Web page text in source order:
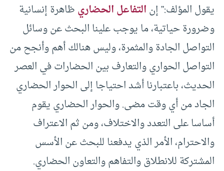
يقول المؤلف:” إنالتفاعل الحضاريظاهرة إنسانية
وضرورة حياتية، ما يوجب علينا البحث عن وسائل
التواصل الجادة والمثمرة، وليس هنالك أهم وأنجح من
التواصل الحواري والتعارف بين الحضارات في العصر
الحديث، باعتبارنا أشد احتياجا إلى الحوار الحضاري
الجاد من أي وقت مضى. والحوار الحضاري يقوم
أساسا على التعدد والاختلاف، ومن ثم الاعتراف
والاحترام، الأمر الذي يدفعنا للبحث عن الأسس
المشتركة للانطلاق والتفاهم والتعاون الحضاري.